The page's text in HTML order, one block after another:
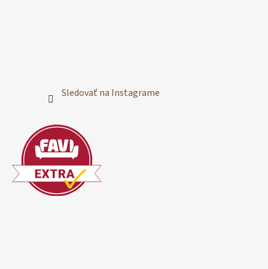
Sledovať na Instagrame